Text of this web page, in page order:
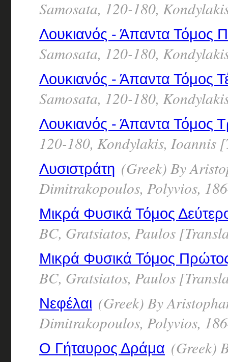
Samosata, 120-180,
Λουκιανός - Άπαντα Τόμος
Samosata, 120-180,
Λουκιανός - Άπαντα Τόμος
Samosata, 120-180,
Λουκιανός - Άπαντα Τόμος
120-180, Kondylakis, Ioannis
Λυσιστράτη (Greek) By
Dimitrakopoulos, Polyvios,
Μικρά Φυσικά Τόμος
BC, Gratsiatos, Paulos
Μικρά Φυσικά Τόμος
BC, Gratsiatos, Paulos
Νεφέλαι (Greek) By
Dimitrakopoulos, Polyvios,
Ο Γήταυρος Δράμα (Greek)